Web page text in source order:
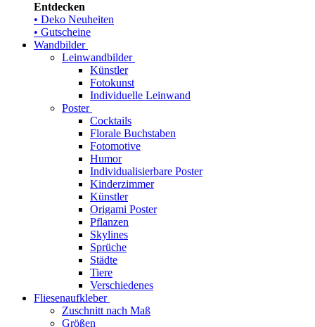
Entdecken
• Deko Neuheiten
• Gutscheine
Wandbilder
Leinwandbilder
Künstler
Fotokunst
Individuelle Leinwand
Poster
Cocktails
Florale Buchstaben
Fotomotive
Humor
Individualisierbare Poster
Kinderzimmer
Künstler
Origami Poster
Pflanzen
Skylines
Sprüche
Städte
Tiere
Verschiedenes
Fliesenaufkleber
Zuschnitt nach Maß
Größen